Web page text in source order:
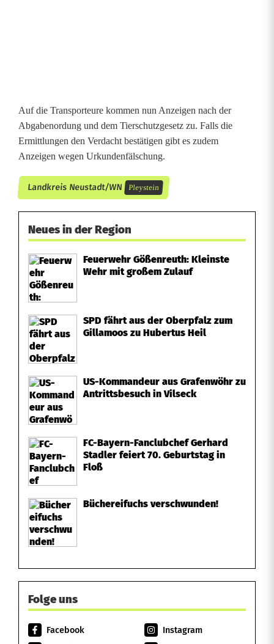
Auf die Transporteure kommen nun Anzeigen nach der
Abgabenordung und dem Tierschutzgesetz zu. Falls die
Ermittlungen den Verdacht bestätigen gibt es zudem
Anzeigen wegen Urkundenfälschung.
Landkreis Neustadt/WN Pleystein
Neues in der Region
Feuerwehr Gößenreuth: Kleinste
Wehr mit großem Zulauf
SPD fährt aus der Oberpfalz zum
Gillamoos zu Hubertus Heil
US-Kommandeur aus Grafenwöhr zu
Antrittsbesuch in Vilseck
FC-Bayern-Fanclubchef Gerhard
Stadler feiert 70. Geburtstag in
Floß
Büchereifuchs verschwunden!
Folge uns
Facebook
Instagram